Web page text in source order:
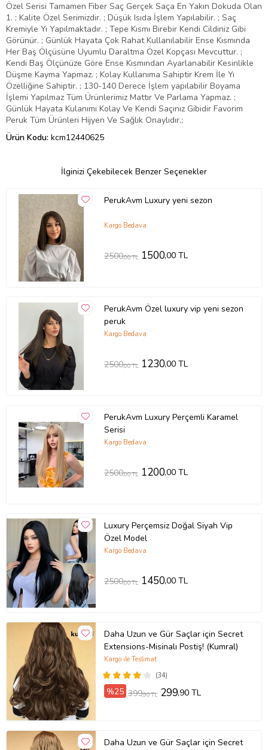
Özel Serisi Tamamen Fiber Saç Gerçek Saça En Yakın Dokuda Olan
1. ; Kalite Özel Serimizdir. ; Düşük Isıda İşlem Yapılabilir. ; Saç
Kremiyle Yı Yapılmaktadır. ; Tepe Kısmı Birebir Kendi Cildiniz Gibi
Görünür. ; Günlük Hayata Çok Rahat Kullanılabilir Ense Kısmında
Her Baş Ölçüsüne Uyumlu Daraltma Özel Kopçası Mevcuttur. ;
Kendi Baş Ölçünüze Göre Ense Kısmından Ayarlanabilir Kesinlikle
Düşme Kayma Yapmaz. ; Kolay Kullanıma Sahiptir Krem İle Yı
Özelliğine Sahiptir. ; 130-140 Derece İşlem yapılabilir Boyama
İşlemi Yapılmaz Tüm Ürünlerimiz Mattır Ve Parlama Yapmaz. ;
Günlük Hayata Kulanımı Kolay Ve Kendi Saçınız Gibidir Favorim
Peruk Tüm Ürünleri Hijyen Ve Sağlık Onaylıdır.;
Ürün Kodu: kcm12440625
İlginizi Çekebilecek Benzer Seçenekler
PerukAvm Luxury yeni sezon
Kargo Bedava
2500,00 TL 1500,00 TL
PerukAvm Özel luxury vip yeni sezon
peruk
Kargo Bedava
2500,00 TL 1230,00 TL
PerukAvm Luxury Perçemli Karamel
Serisi
Kargo Bedava
2500,00 TL 1200,00 TL
Luxury Perçemsiz Doğal Siyah Vip
Özel Model
Kargo Bedava
2500,00 TL 1450,00 TL
Daha Uzun ve Gür Saçlar için Secret
Extensions-Misinalı Postiş! (Kumral)
(34)
Kargo ile Teslimat
%25 399,90 TL 299,90 TL
Daha Uzun ve Gür Saçlar için Secret